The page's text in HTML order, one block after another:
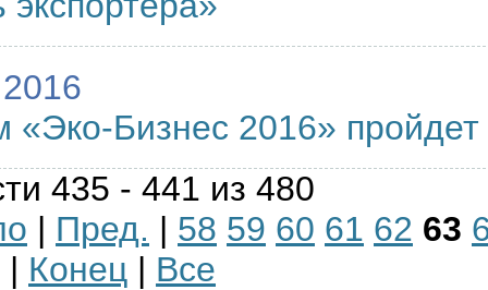
«Эко-Бизнес 2016»
435 - 441 из 480
| Пред. | 58 59 60 61 62 63
| Конец | Все